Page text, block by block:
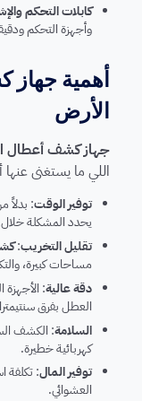
كابلات التحكم
وأجهزة التحكم
أهمية
الأرض
جهاز كشف أعطال
اللي ما يستغنى
توفير الوقت: بدلاً
يحدد المشكلة
تقليل التخريب:
مساحات كبيرة،
دقة عالية
العطل بفرق
السلامة: الكشف
كهربائية خطيرة.
توفير المال: تكلفة
العشوائي.